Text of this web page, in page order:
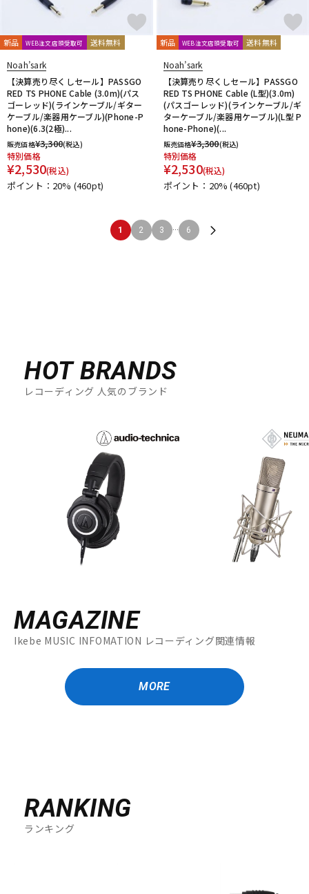
新品 WEB注文店頭受取可 送料無料
Noah’sark
【決算売り尽くしセール】PASSGO
RED TS PHONE Cable (3.0m)(パス
ゴーレッド)(ラインケーブル/ギター
ケーブル/楽器用ケーブル)(Phone-P
hone)(6.3(2極)...
販売価格¥3,300(税込)
特別価格
¥2,530(税込)
ポイント：20% (460pt)
新品 WEB注文店頭受取可 送料無料
Noah’sark
【決算売り尽くしセール】PASSGO
RED TS PHONE Cable (L型)(3.0m)
(パスゴーレッド)(ラインケーブル/ギ
ターケーブル/楽器用ケーブル)(L型 P
hone-Phone)(...
販売価格¥3,300(税込)
特別価格
¥2,530(税込)
ポイント：20%(460pt)
1 2 3 ... 6
HOT BRANDS
レコーディング 人気のブランド
MAGAZINE
Ikebe MUSIC INFOMATION レコーディング関連情報
MORE
RANKING
ランキング